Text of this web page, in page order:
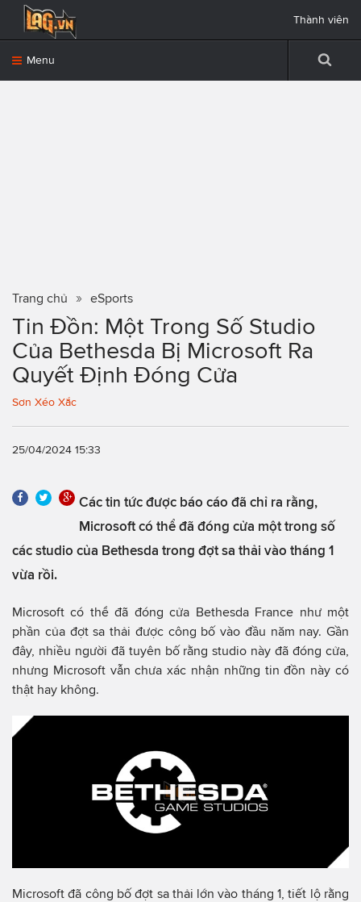
Menu
Thành viên
Trang chủ eSports
Tin Đồn: Một Trong Số Studio
Của Bethesda Bị Microsoft Ra
Quyết Định Đóng Cửa
Sơn Xéo Xắc
25/04/2024 15:33
Các tin tức được báo cáo đã chỉ ra rằng,
Microsoft có thể đã đóng cửa một trong số
các studio của Bethesda trong đợt sa thải vào tháng 1
vừa rồi.
Microsoft có thể đã đóng cửa Bethesda France như một
phần của đợt sa thải được công bố vào đầu năm nay. Gần
đây, nhiều người đã tuyên bố rằng studio này đã đóng cửa,
nhưng Microsoft vẫn chưa xác nhận những tin đồn này có
thật hay không.
Microsoft đã công bố đợt sa thải lớn vào tháng 1, tiết lộ rằng